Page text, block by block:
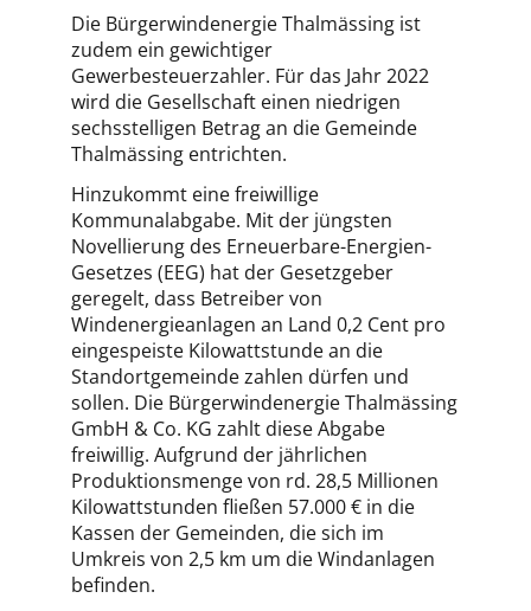
Die Bürgerwindenergie Thalmässing ist
zudem ein gewichtiger
Gewerbesteuerzahler. Für das Jahr 2022
wird die Gesellschaft einen niedrigen
sechsstelligen Betrag an die Gemeinde
Thalmässing entrichten.
Hinzukommt eine freiwillige
Kommunalabgabe. Mit der jüngsten
Novellierung des Erneuerbare-Energien-
Gesetzes (EEG) hat der Gesetzgeber
geregelt, dass Betreiber von
Windenergieanlagen an Land 0,2 Cent pro
eingespeiste Kilowattstunde an die
Standortgemeinde zahlen dürfen und
sollen. Die Bürgerwindenergie Thalmässing
GmbH & Co. KG zahlt diese Abgabe
freiwillig. Aufgrund der jährlichen
Produktionsmenge von rd. 28,5 Millionen
Kilowattstunden fließen 57.000 € in die
Kassen der Gemeinden, die sich im
Umkreis von 2,5 km um die Windanlagen
befinden.